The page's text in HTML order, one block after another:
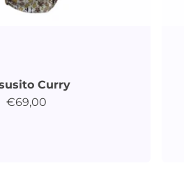
Curry
€69,00